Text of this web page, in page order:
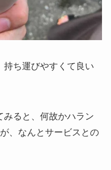
ち運びやすくて良い
みると、何故かハラン
、なんとサービスとの